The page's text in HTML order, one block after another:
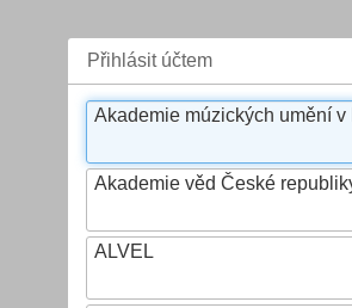
Přihlásit účtem
Akademie múzických umění v
Akademie věd České
ALVEL